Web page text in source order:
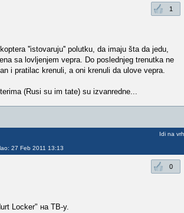
1
''istovaruju'' polutku, da imaju šta da jedu,
sa lovljenjem vepra. Do poslednjeg trenutka ne
i pratilac krenuli, a oni krenuli da ulove vepra.
(Rusi su im tate) su izvanredne...
27 Feb 2011 13:13
Idi na vrh
0
Locker" на ТВ-у.